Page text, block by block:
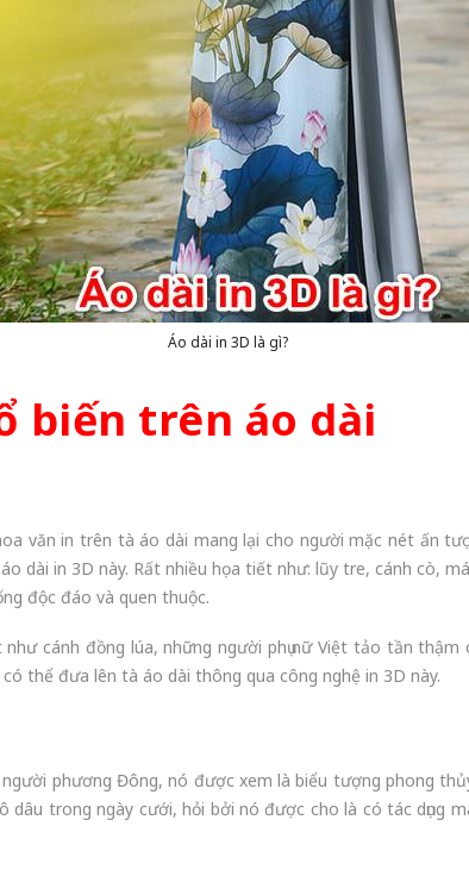
Áo dài in 3D là gì?
biến trên áo dài
văn in trên tà áo dài mang lại cho người mặc nét ấn
dài in 3D này. Rất nhiều họa tiết như: lũy tre, cánh cò,
độc đáo và quen thuộc.
cánh đồng lúa, những người phụ nữ Việt tảo tần
thể đưa lên tà áo dài thông qua công nghệ in 3D này.
người phương Đông, nó được xem là biểu tượng phong
dâu trong ngày cưới, hỏi bởi nó được cho là có tác dụng